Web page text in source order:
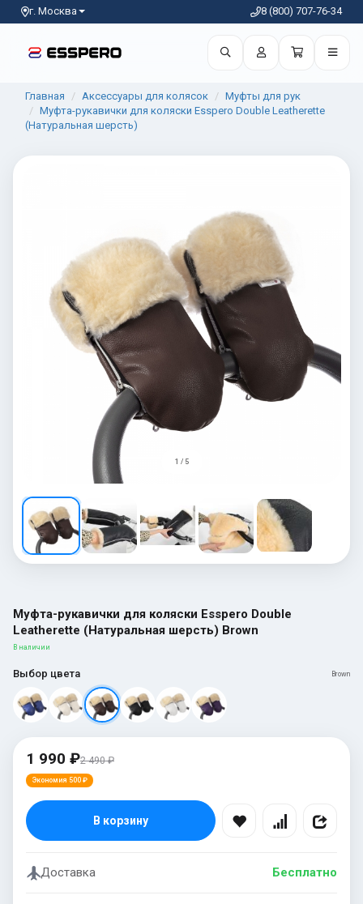
г. Москва 8 (800) 707-76-34
Главная Аксессуары для колясок
Муфты для рук
Муфта-рукавички для коляски Esspero Double Leatherette
(Натуральная шерсть)
1 / 5
Муфта-рукавички для коляски Esspero Double
Leatherette (Натуральная шерсть) Brown
В наличии
Выбор цвета Brown
1 990 ₽2 490 ₽
Экономия 500 ₽
В корзину
Доставка Бесплатно